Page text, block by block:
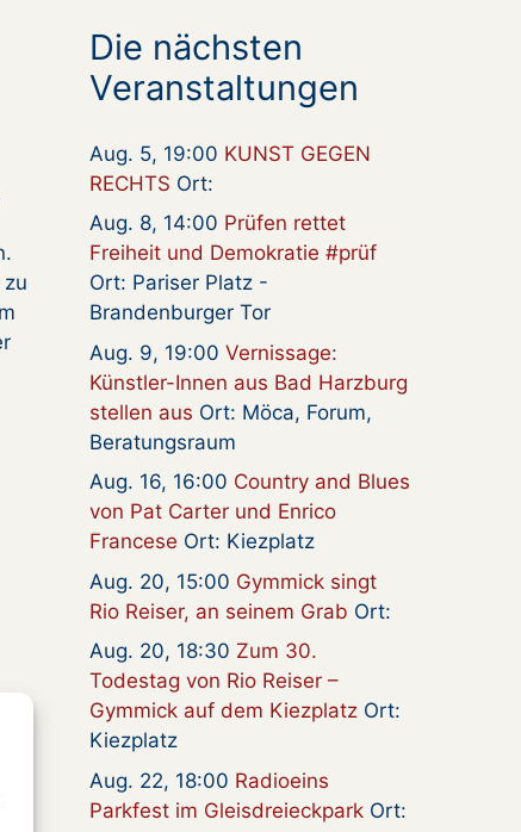
Die nächsten
Veranstaltungen
Aug. 5, 19:00 KUNST GEGEN
RECHTS Ort:
Aug. 8, 14:00 Prüfen rettet
Freiheit und Demokratie #prüf
Ort: Pariser Platz -
Brandenburger Tor
Aug. 9, 19:00 Vernissage:
Künstler-Innen aus Bad Harzburg
stellen aus Ort: Möca, Forum,
Beratungsraum
Aug. 16, 16:00 Country and Blues
von Pat Carter und Enrico
Francese Ort: Kiezplatz
Aug. 20, 15:00 Gymmick singt
Rio Reiser, an seinem Grab Ort:
Aug. 20, 18:30 Zum 30.
Todestag von Rio Reiser –
Gymmick auf dem Kiezplatz Ort:
Kiezplatz
Aug. 22, 18:00 Radioeins
Parkfest im Gleisdreieckpark Ort: